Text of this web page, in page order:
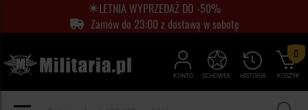
LETNIA WYPRZEDAŻ DO -50%
Zamów do 23:00 z dostawą w sobotę
KONTO HISTORIA
SCHOWEK KOSZYK
0